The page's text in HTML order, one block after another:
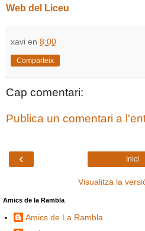
Web del Liceu
xavi en 8:00
Comparteix
Cap comentari:
Publica un comentari a
‹ Inici
Visualitza la
Amics de la Rambla
Amics de La Rambla